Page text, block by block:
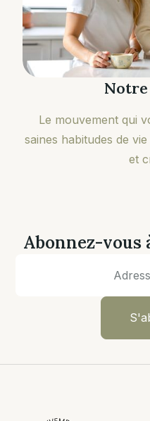
Le mouvement qui
saines habitudes de
et
Abonnez-